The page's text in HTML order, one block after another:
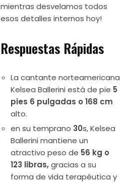
mientras desvelamos todos
esos detalles internos hoy!
Respuestas Rápidas
La cantante norteamericana
Kelsea Ballerini está de pie 5
pies 6 pulgadas o 168 cm
alto.
en su temprano 30s, Kelsea
Ballerini mantiene un
atractivo peso de 56 kg o
123 libras,gracias a su
forma de vida terapéutica y